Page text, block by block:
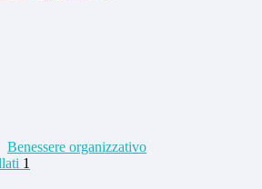
Benessere organizzativo
1